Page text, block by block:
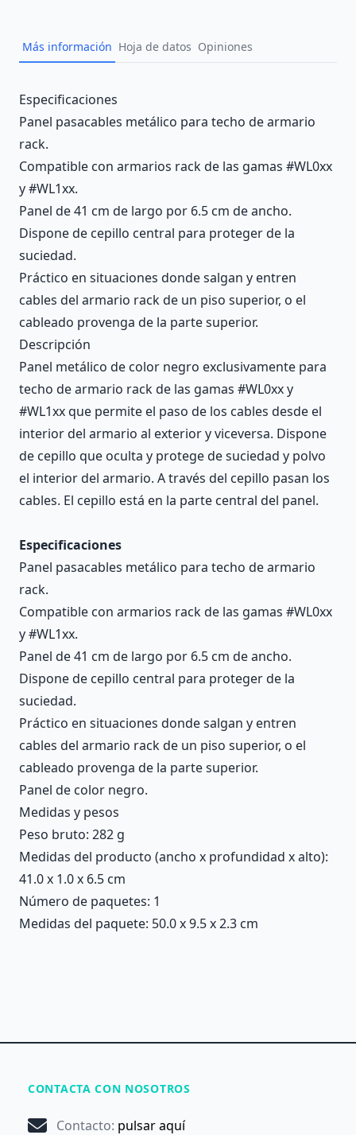
Más información Hoja de datos Opiniones
Description
Especificaciones
Panel pasacables metálico para techo de armario
rack.
Compatible con armarios rack de las gamas #WL0xx
y #WL1xx.
Panel de 41 cm de largo por 6.5 cm de ancho.
Dispone de cepillo central para proteger de la
suciedad.
Práctico en situaciones donde salgan y entren
cables del armario rack de un piso superior, o el
cableado provenga de la parte superior.
Descripción
Panel metálico de color negro exclusivamente para
techo de armario rack de las gamas #WL0xx y
#WL1xx que permite el paso de los cables desde el
interior del armario al exterior y viceversa. Dispone
de cepillo que oculta y protege de suciedad y polvo
el interior del armario. A través del cepillo pasan los
cables. El cepillo está en la parte central del panel.
Especificaciones
Panel pasacables metálico para techo de armario
rack.
Compatible con armarios rack de las gamas #WL0xx
y #WL1xx.
Panel de 41 cm de largo por 6.5 cm de ancho.
Dispone de cepillo central para proteger de la
suciedad.
Práctico en situaciones donde salgan y entren
cables del armario rack de un piso superior, o el
cableado provenga de la parte superior.
Panel de color negro.
Medidas y pesos
Peso bruto: 282 g
Medidas del producto (ancho x profundidad x alto):
41.0 x 1.0 x 6.5 cm
Número de paquetes: 1
Medidas del paquete: 50.0 x 9.5 x 2.3 cm
CONTACTA CON NOSOTROS
Contacto: pulsar aquí